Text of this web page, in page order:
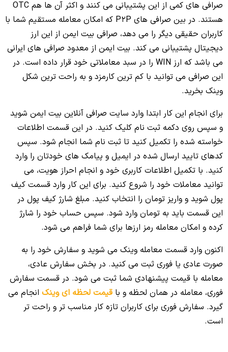
صرافی های کمی از این پشتیبانی می کنند و اکثر آن ها هم OTC
هستند. در بین صرافی های P2P که امکان معامله مستقیم شما با
کاربران حقیقی دیگر را می دهد، صرافی بیت ایمن از این ارز
دیجیتال پشتیبانی می کند. بیت ایمن از معدود صرافی های ایرانی
می باشد که ارز WIN را در سبد معاملاتی خود قرار داده است. در
این صرافی می توانید با کم ترین کارمزد و به راحت ترین شکل
وینک بخرید.
برای انجام این کار ابتدا وارد سایت صرافی آنلاین بیت ایمن شوید
و سپس روی دکمه ثبت نام کلیک کنید. در این قسمت اطلاعات
خواسته شده را تکمیل کنید تا ثبت نام شما انجام شود. سپس
کدهای تایید ارسال شده در ایمیل و پیامک های خودتان را وارد
کنید. با تکمیل اطلاعات کاربری خود و انجام احراز هویت، می
توانید معاملات خود را شروع کنید. برای این کار وارد قسمت کیف
پول شوید و واریز تومان را انتخاب کنید. مبلغ شارژ کیف پول در
این قسمت باید به تومان وارد شود. سپس حساب خود را شارژ
کرده و امکان معامله رمز ارزها برای شما فراهم می شود.
اکنون وارد قسمت معامله وینک می شوید و سفارش خود را به
صورت عادی یا فوری ثبت می کنید. در بخش سفارش عادی،
معامله با قیمت پیشنهادی شما ثبت می شود. در قسمت سفارش
فوری، معامله در همان لحظه و با قیمت لحظه ای وینک انجام می
گیرد. سفارش فوری برای کاربران تازه کار مناسب تر و راحت تر
است.